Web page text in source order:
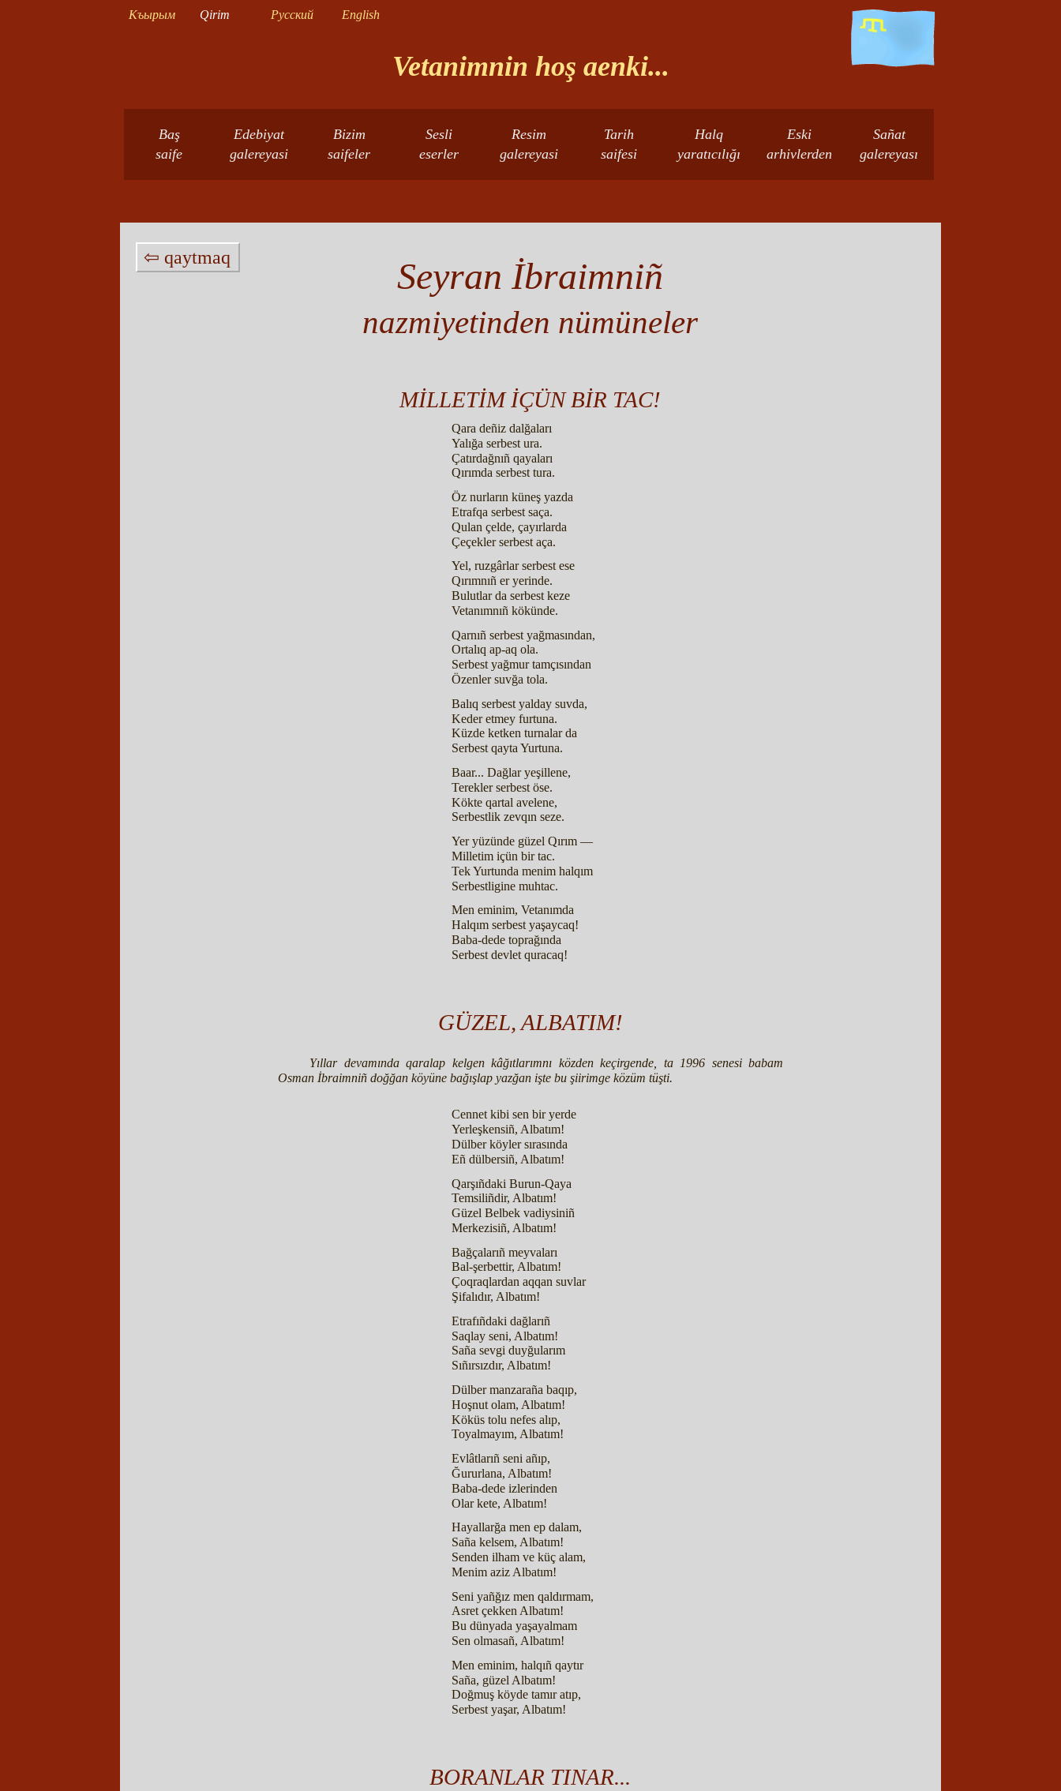
Къырым Qirim Русский English
Vetanimnin hoş aenki...
Baş
saife
Edebiyat
galereyasi
Bizim
saifeler
Sesli
eserler
Resim
galereyasi
Tarih
saifesi
Halq
yaratıcılığı
Eski
arhivlerden
Sañat
galereyası
⇦ qaytmaq Seyran İbraimniñ
nazmiyetinden nümüneler
MİLLETİM İÇÜN BİR TAC!
Qara deñiz dalğaları
Yalığa serbest ura.
Çatırdağnıñ qayaları
Qırımda serbest tura.
Öz nurların küneş yazda
Etrafqa serbest saça.
Qulan çelde, çayırlarda
Çeçekler serbest aça.
Yel, ruzgârlar serbest ese
Qırımnıñ er yerinde.
Bulutlar da serbest keze
Vetanımnıñ kökünde.
Qarnıñ serbest yağmasından,
Ortalıq ap-aq ola.
Serbest yağmur tamçısından
Özenler suvğa tola.
Balıq serbest yalday suvda,
Keder etmey furtuna.
Küzde ketken turnalar da
Serbest qayta Yurtuna.
Baar... Dağlar yeşillene,
Terekler serbest öse.
Kökte qartal avelene,
Serbestlik zevqın seze.
Yer yüzünde güzel Qırım —
Milletim içün bir tac.
Tek Yurtunda menim halqım
Serbestligine muhtac.
Men eminim, Vetanımda
Halqım serbest yaşaycaq!
Baba-dede toprağında
Serbest devlet quracaq!
GÜZEL, ALBATIM!
Yıllar devamında qaralap kelgen kâğıtlarımnı közden keçirgende, ta 1996 senesi babam
Osman İbraimniñ doğğan köyüne bağışlap yazğan işte bu şiirimge közüm tüşti.
Cennet kibi sen bir yerde
Yerleşkensiñ, Albatım!
Dülber köyler sırasında
Eñ dülbersiñ, Albatım!
Qarşıñdaki Burun-Qaya
Temsiliñdir, Albatım!
Güzel Belbek vadiysiniñ
Merkezisiñ, Albatım!
Bağçalarıñ meyvaları
Bal-şerbettir, Albatım!
Çoqraqlardan aqqan suvlar
Şifalıdır, Albatım!
Etrafıñdaki dağlarıñ
Saqlay seni, Albatım!
Saña sevgi duyğularım
Sıñırsızdır, Albatım!
Dülber manzaraña baqıp,
Hoşnut olam, Albatım!
Köküs tolu nefes alıp,
Toyalmayım, Albatım!
Evlâtlarıñ seni añıp,
Ğururlana, Albatım!
Baba-dede izlerinden
Olar kete, Albatım!
Hayallarğa men ep dalam,
Saña kelsem, Albatım!
Senden ilham ve küç alam,
Menim aziz Albatım!
Seni yañğız men qaldırmam,
Asret çekken Albatım!
Bu dünyada yaşayalmam
Sen olmasañ, Albatım!
Men eminim, halqıñ qaytır
Saña, güzel Albatım!
Doğmuş köyde tamır atıp,
Serbest yaşar, Albatım!
BORANLAR TINAR...